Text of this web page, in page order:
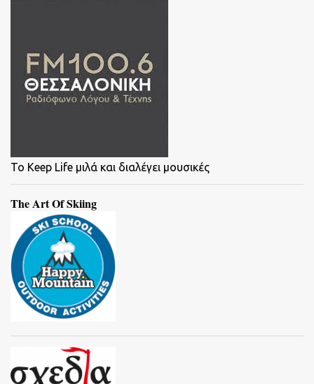
To Keep Life μιλά και διαλέγει μουσικές
The Art Of Skiing